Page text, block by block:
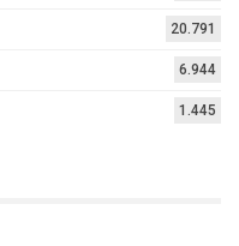
20.791
6.944
1.445